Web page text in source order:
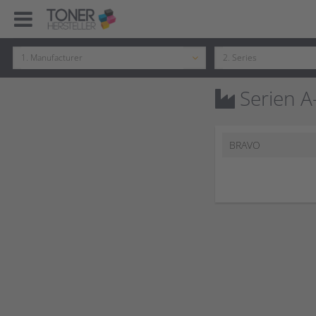
Serien
BRAVO